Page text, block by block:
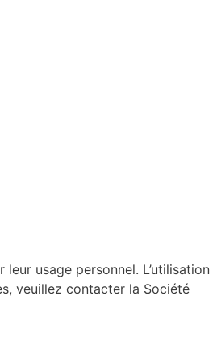
usage personnel. L’utilisation
veuillez contacter la Société